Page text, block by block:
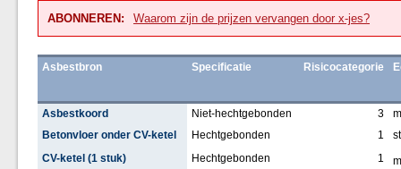
ABONNEREN: Waarom zijn de prijzen vervangen door x-jes?
Asbestbron Specificatie Risicocategorie
Asbestkoord Niet-hechtgebonden 3
m
Betonvloer onder CV-ketel
Hechtgebonden 1
CV-ketel (1 stuk)
Hechtgebonden 1
m